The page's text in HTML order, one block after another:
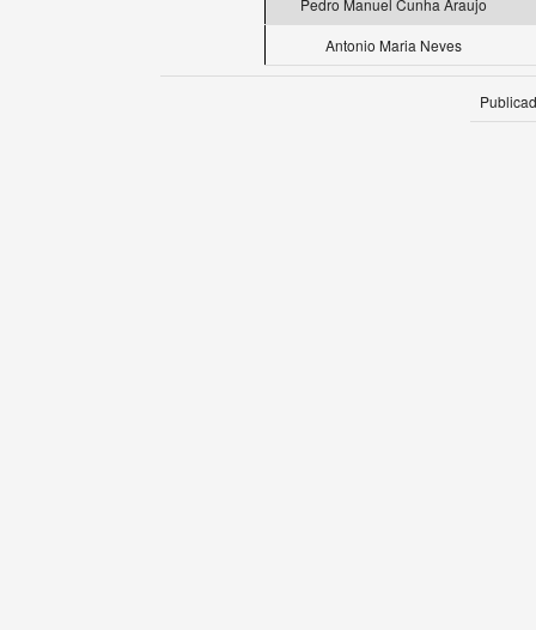
Pedro Manuel Cunha Araujo
Antonio Maria Neves